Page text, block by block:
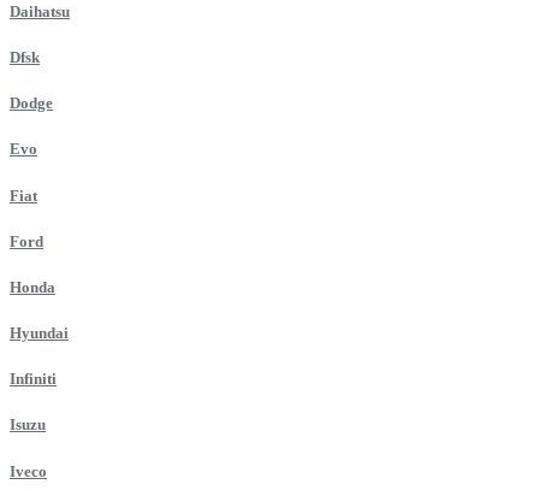
Daihatsu
Dfsk
Dodge
Evo
Fiat
Ford
Honda
Hyundai
Infiniti
Isuzu
Iveco